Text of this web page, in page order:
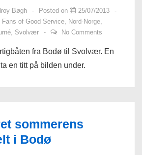
Bøgh Posted on
25/07/2013
Fans of Good Service, Nord-Norge,
, Svolvær No Comments
fra Bodø til Svolvær. En
en titt på bilden under.
sommerens
i Bodø